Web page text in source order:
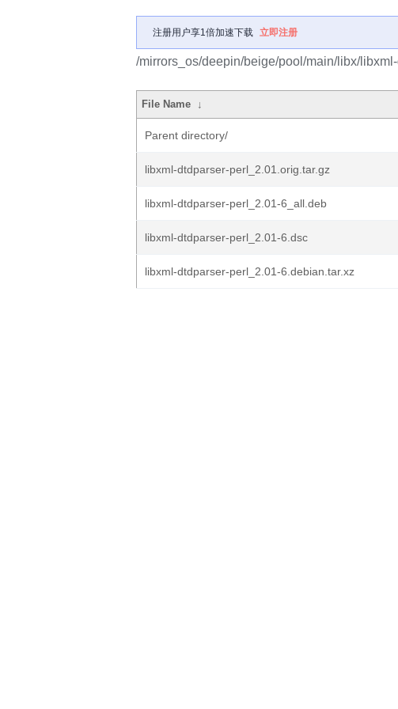
注册用户享1倍加速下载 立即注册
/mirrors_os/deepin/beige/pool/main/libx/
File Name ↓
Parent directory/
libxml-dtdparser-perl_2.01.orig.tar.gz
libxml-dtdparser-perl_2.01-6_all.deb
libxml-dtdparser-perl_2.01-6.dsc
libxml-dtdparser-perl_2.01-6.debian.tar.xz